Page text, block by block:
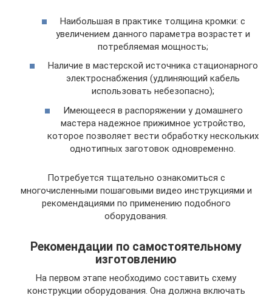
Наибольшая в практике толщина кромки: с
увеличением данного параметра возрастет и
потребляемая мощность;
Наличие в мастерской источника стационарного
электроснабжения (удлиняющий кабель
использовать небезопасно);
Имеющееся в распоряжении у домашнего
мастера надежное прижимное устройство,
которое позволяет вести обработку нескольких
однотипных заготовок одновременно.
Потребуется тщательно ознакомиться с
многочисленными пошаговыми видео инструкциями и
рекомендациями по применению подобного
оборудования.
Рекомендации по самостоятельному
изготовлению
На первом этапе необходимо составить схему
конструкции оборудования. Она должна включать